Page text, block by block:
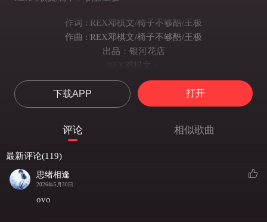
作词 : REX邓棋文/椅子不够酷/王极
作曲 : REX邓棋文/椅子不够酷/王极
出品：银河花店
REX邓棋文：
我们的未来
就在这一刻崩坏
那些幸福的 快乐都不存在
下载APP 打开
评论 相似歌曲
最新评论(119)
思绪相逢
2026年5月30日
ovo